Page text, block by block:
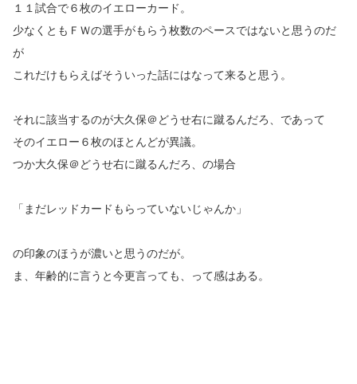
１１試合で６枚のイエローカード。
少なくともＦＷの選手がもらう枚数のペースではないと思うのだ
が
これだけもらえばそういった話にはなって来ると思う。
それに該当するのが大久保＠どうせ右に蹴るんだろ、であって
そのイエロー６枚のほとんどが異議。
つか大久保＠どうせ右に蹴るんだろ、の場合
「まだレッドカードもらっていないじゃんか」
の印象のほうが濃いと思うのだが。
ま、年齢的に言うと今更言っても、って感はある。